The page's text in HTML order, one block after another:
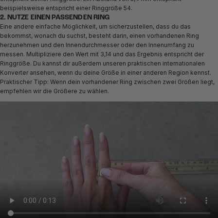
beispielsweise entspricht einer Ringgröße 54.
2. NUTZE EINEN PASSENDEN RING
Eine andere einfache Möglichkeit, um sicherzustellen, dass du das
bekommst, wonach du suchst, besteht darin, einen vorhandenen Ring
herzunehmen und den Innendurchmesser oder den Innenumfang zu
messen. Multipliziere den Wert mit 3,14 und das Ergebnis entspricht der
Ringgröße. Du kannst dir außerdem unseren praktischen internationalen
Konverter ansehen, wenn du deine Größe in einer anderen Region kennst.
Praktischer Tipp: Wenn dein vorhandener Ring zwischen zwei Größen liegt,
empfehlen wir die Größere zu wählen.